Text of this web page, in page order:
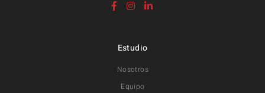
Estudio
Nosotros
Equipo